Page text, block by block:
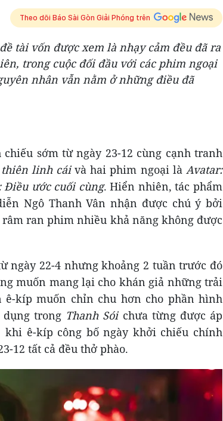
Theo dõi Báo Sài Gòn Giải Phóng trên
tài vốn được xem là nhạy cảm đều đã ra
trong cuộc đối đầu với các phim ngoại
nhân vẫn nằm ở những điều đã
sớm từ ngày 23-12 cùng cạnh tranh
thiên linh cáivà hai phim ngoại là Avatar:
Điều ước cuối cùng. Hiển nhiên, tác phẩm
Ngô Thanh Vân nhận được chú ý bởi
ran phim nhiều khả năng không được
ngày 22-4 nhưng khoảng 2 tuần trước đó
muốn mang lại cho khán giả những trải
kíp muốn chỉn chu hơn cho phần hình
trong Thanh Sóichưa từng được áp
khi ê-kíp công bố ngày khởi chiếu chính
12 tất cả đều thở phào.